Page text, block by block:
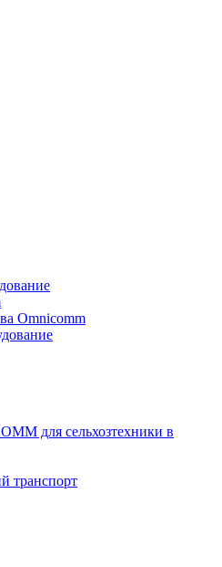
Omnicomm
для сельхозтехники в
транспорт